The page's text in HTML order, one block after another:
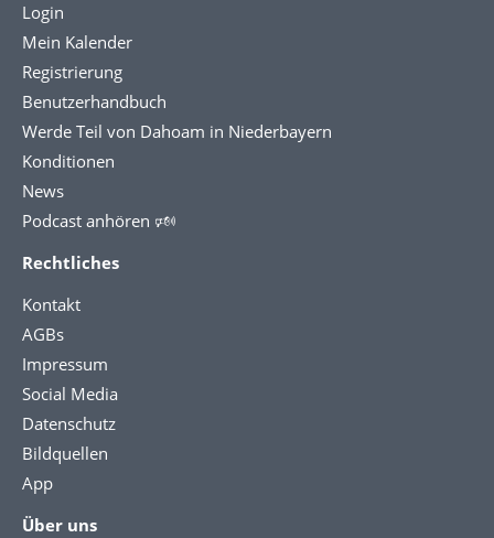
Login
Mein Kalender
Registrierung
Benutzerhandbuch
Werde Teil von Dahoam in Niederbayern
Konditionen
News
Podcast anhören 🕬
Rechtliches
Kontakt
AGBs
Impressum
Social Media
Datenschutz
Bildquellen
App
Über uns